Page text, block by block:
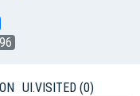
UI.VISITED (0)